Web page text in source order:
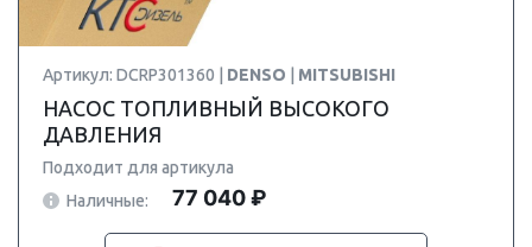
Артикул: DCRP301360 | DENSO MITSUBISHI
НАСОС ТОПЛИВНЫЙ ВЫСОКОГО
ДАВЛЕНИЯ
Подходит для артикула
Наличные:
77 040 ₽